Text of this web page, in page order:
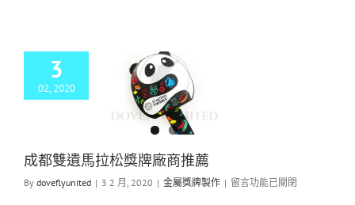
3
02, 2020
雙遺馬拉松獎牌
成都雙遺馬拉松獎牌廠商推薦
By doveflyunited | 3 2 月, 2020 | 金屬獎牌製作 | 留言功能已關閉